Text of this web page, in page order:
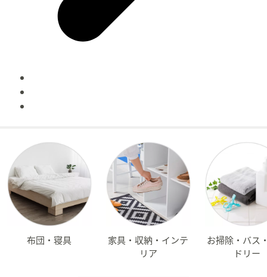
布団・寝具
家具・収納・インテ
リア
お掃除・バス
ドリー